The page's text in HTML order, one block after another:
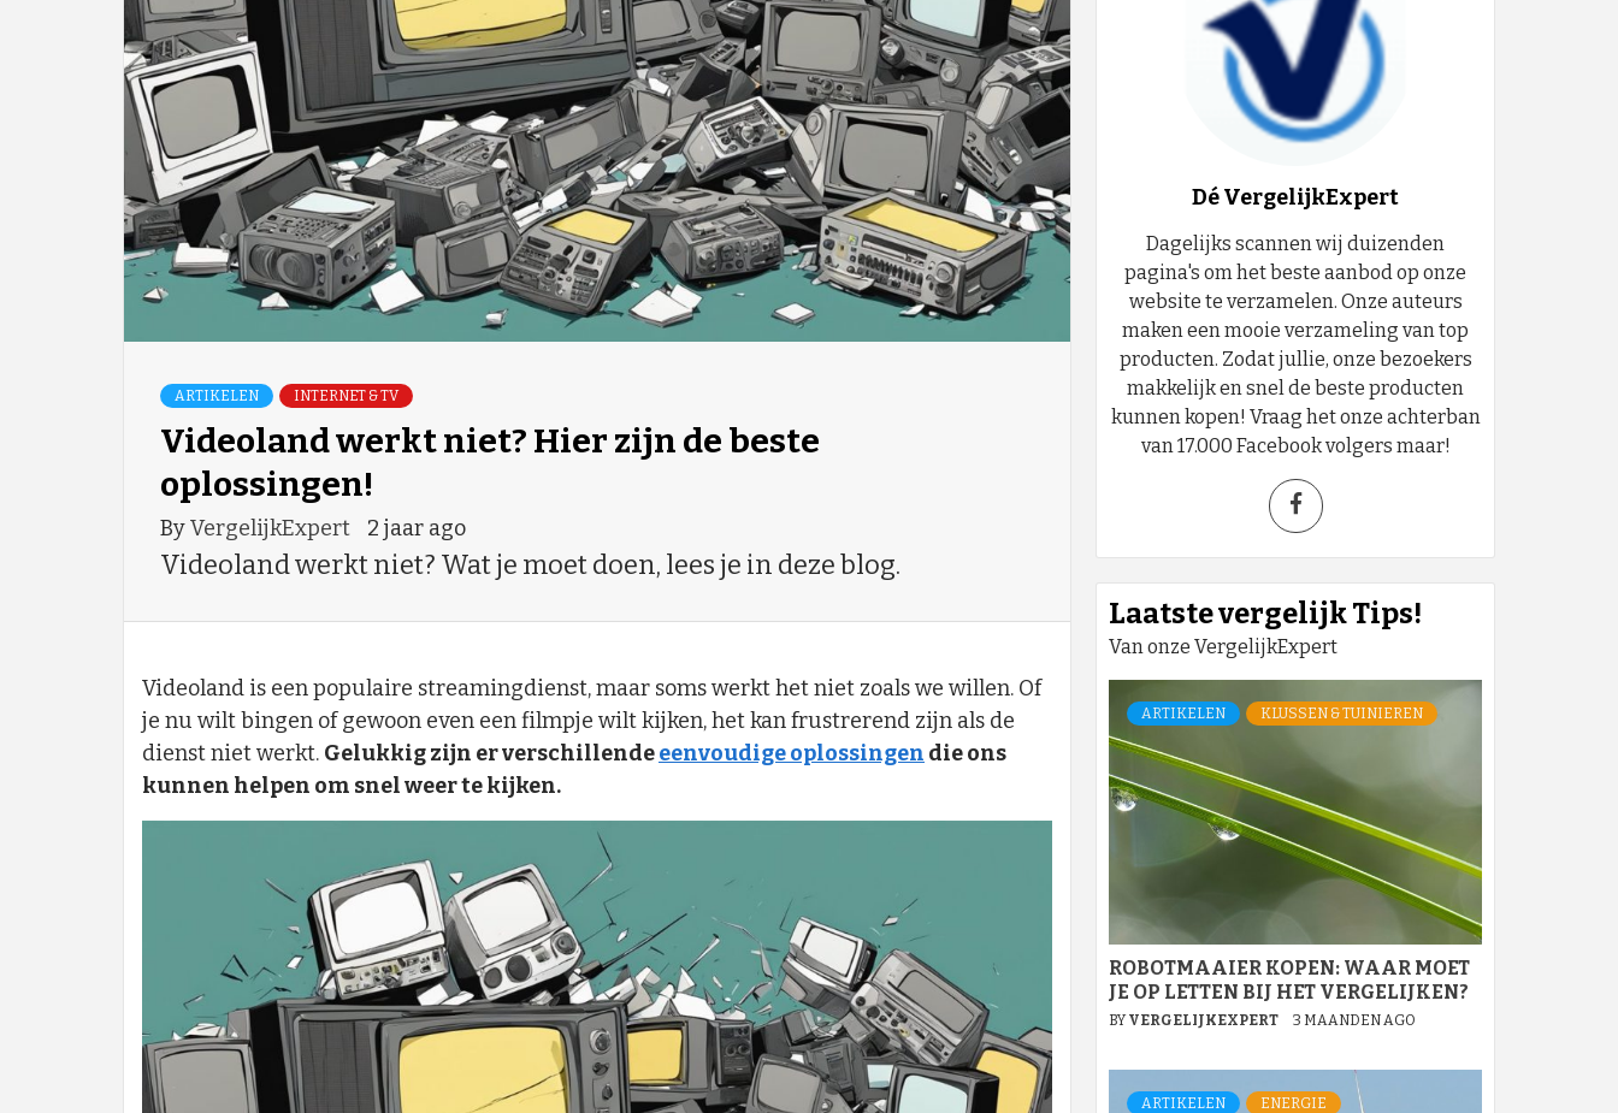
ARTIKELEN INTERNET & TV
Videoland werkt niet? Hier zijn de beste
oplossingen!
ByVergelijkExpert 2 jaar ago
Videoland werkt niet? Wat je moet doen, lees je in deze blog.
Videoland is een populaire streamingdienst, maar soms werkt het niet zoals we willen. Of
je nu wilt bingen of gewoon even een filmpje wilt kijken, het kan frustrerend zijn als de
dienst niet werkt. Gelukkig zijn er verschillendeeenvoudige oplossingen die ons
kunnen helpen om snel weer te kijken.
Dé VergelijkExpert
Dagelijks scannen wij duizenden
pagina's om het beste aanbod op onze
website te verzamelen. Onze auteurs
maken een mooie verzameling van top
producten. Zodat jullie, onze bezoekers
makkelijk en snel de beste producten
kunnen kopen! Vraag het onze achterban
van 17.000 Facebook volgers maar!
Laatste vergelijk Tips!
Van onze VergelijkExpert
ARTIKELEN KLUSSEN & TUINIEREN
ROBOTMAAIER KOPEN: WAAR MOET
JE OP LETTEN BIJ HET VERGELIJKEN?
BY VERGELIJKEXPERT 3 MAANDEN AGO
ARTIKELEN ENERGIE